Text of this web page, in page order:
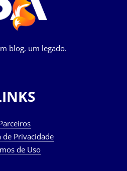
blog, um legado.
de Privacidade
de Uso